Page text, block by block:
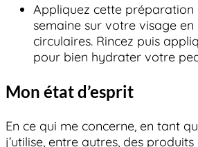
Appliquez cette préparation
semaine sur votre visage en
circulaires. Rincez puis
pour bien hydrater votre
Mon état d’esprit
En ce qui me concerne, en tant
j’utilise, entre autres, des